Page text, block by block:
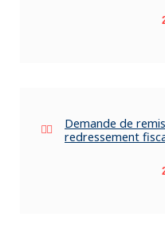
Demande de
redressement